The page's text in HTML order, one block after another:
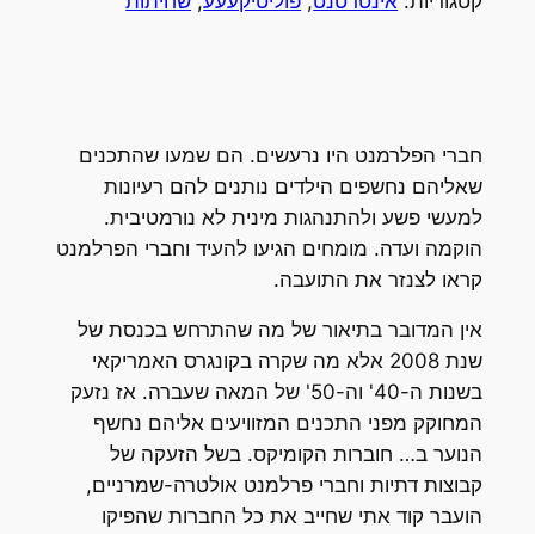
חברי הפלרמנט היו נרעשים. הם שמעו שהתכנים
שאליהם נחשפים הילדים נותנים להם רעיונות
למעשי פשע ולהתנהגות מינית לא נורמטיבית.
הוקמה ועדה. מומחים הגיעו להעיד וחברי הפרלמנט
קראו לצנזר את התועבה.
אין המדובר בתיאור של מה שהתרחש בכנסת של
שנת 2008 אלא מה שקרה בקונגרס האמריקאי
בשנות ה-40' וה-50' של המאה שעברה. אז נזעק
המחוקק מפני התכנים המזוויעים אליהם נחשף
הנוער ב… חוברות הקומיקס. בשל הזעקה של
קבוצות דתיות וחברי פרלמנט אולטרה-שמרניים,
הועבר קוד אתי שחייב את כל החברות שהפיקו